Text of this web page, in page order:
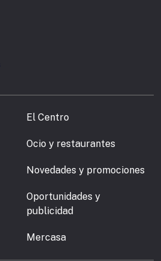
El Centro
Ocio y restaurantes
Novedades y promociones
Oportunidades y
publicidad
Mercasa